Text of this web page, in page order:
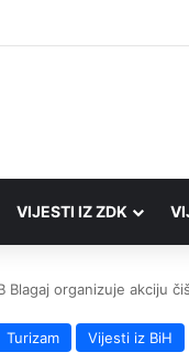
VIJESTI IZ ZDK
Blagaj organizuje akciju
Turizam Vijesti iz BiH